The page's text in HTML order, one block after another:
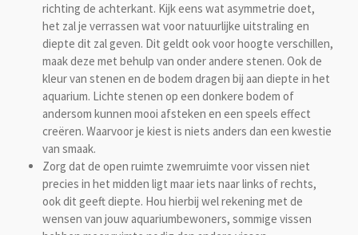
richting de achterkant. Kijk eens wat asymmetrie doet,
het zal je verrassen wat voor natuurlijke uitstraling en
diepte dit zal geven. Dit geldt ook voor hoogte verschillen,
maak deze met behulp van onder andere stenen. Ook de
kleur van stenen en de bodem dragen bij aan diepte in het
aquarium. Lichte stenen op een donkere bodem of
andersom kunnen mooi afsteken en een speels effect
creëren. Waarvoor je kiest is niets anders dan een kwestie
van smaak.
Zorg dat de open ruimte zwemruimte voor vissen niet
precies in het midden ligt maar iets naar links of rechts,
ook dit geeft diepte. Hou hierbij wel rekening met de
wensen van jouw aquariumbewoners, sommige vissen